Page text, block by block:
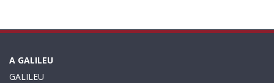
A GALILEU
GALILEU